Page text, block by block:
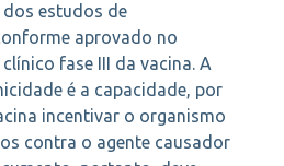
estudos de
aprovado no
fase III da vacina. A
é a capacidade, por
incentivar o organismo
contra o agente causador